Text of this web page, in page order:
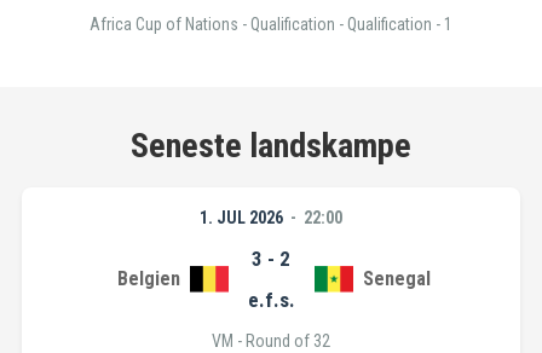
Africa Cup of Nations - Qualification - Qualification - 1
Seneste landskampe
1. JUL 2026 22:00
Belgien
3 - 2
e.f.s.
Senegal
VM - Round of 32